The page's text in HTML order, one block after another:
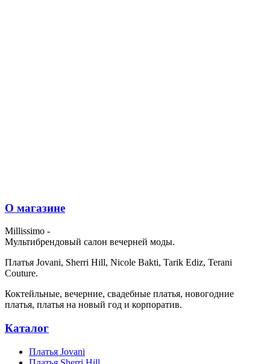
О магазине
Millissimo -
Мультибрендовый салон вечерней моды.
Платья Jovani, Sherri Hill, Nicole Bakti, Tarik Ediz, Terani
Couture.
Коктейльные, вечерние, свадебные платья, новогодние
платья, платья на новый год и корпоратив.
Каталог
Платья Jovani